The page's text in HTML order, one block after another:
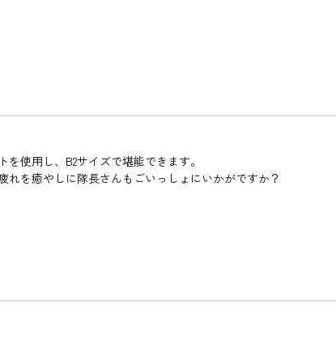
使用し、B2サイズで堪能できます。
を癒やしに隊長さんもごいっしょにいかがですか？